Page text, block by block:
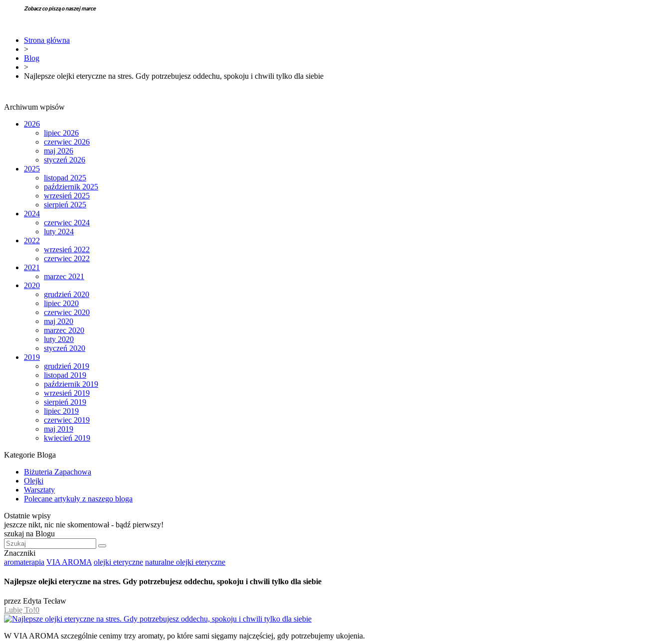
Zobacz co piszą o naszej marce
Strona główna
>
Blog
>
Najlepsze olejki eteryczne na stres. Gdy potrzebujesz oddechu, spokoju i chwili tylko dla siebie
Archiwum wpisów
2026
lipiec 2026
czerwiec 2026
maj 2026
styczeń 2026
2025
listopad 2025
październik 2025
wrzesień 2025
sierpień 2025
2024
czerwiec 2024
luty 2024
2022
wrzesień 2022
czerwiec 2022
2021
marzec 2021
2020
grudzień 2020
lipiec 2020
czerwiec 2020
maj 2020
marzec 2020
luty 2020
styczeń 2020
2019
grudzień 2019
listopad 2019
październik 2019
wrzesień 2019
sierpień 2019
lipiec 2019
czerwiec 2019
maj 2019
kwiecień 2019
Kategorie Bloga
Biżuteria Zapachowa
Olejki
Warsztaty
Polecane artykuły z naszego bloga
Ostatnie wpisy
jeszcze nikt, nic nie skomentował - bądź pierwszy!
szukaj na Blogu
Znaczniki
aromaterapia VIA AROMA olejki eteryczne naturalne olejki eteryczne
Najlepsze olejki eteryczne na stres. Gdy potrzebujesz oddechu, spokoju i chwili tylko dla siebie
przez Edyta Tecław
Lubię To!0
W VIA AROMA szczególnie cenimy trzy aromaty, po które sami sięgamy najczęściej, gdy potrzebujemy ukojenia.